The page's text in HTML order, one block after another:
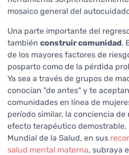
mosaico general del
Una parte importante del
también construir comunidad.
de los mayores factores de
posparto como de la pérdida
Ya sea a través de grupos de
conocían "de antes" y te
comunidades en línea de
período similar, la conciencia de
efecto terapéutico demostrable.
Mundial de la Salud, en sus
salud mental materna, subraya